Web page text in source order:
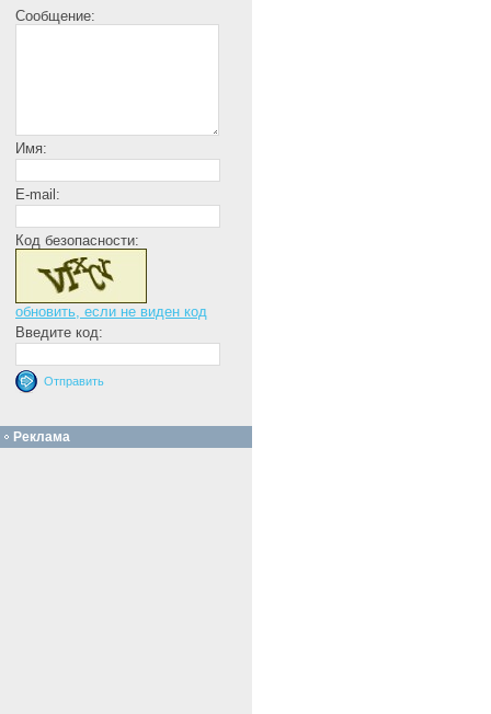
Сообщение:
Имя:
E-mail:
Код безопасности:
обновить, если не виден код
Введите код:
Реклама